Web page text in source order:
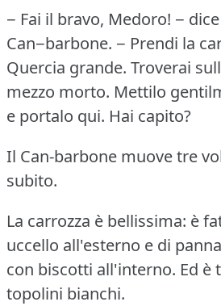
− Fai il bravo, Medoro! −
Can−barbone. − Prendi la
Quercia grande. Troverai
mezzo morto. Mettilo
e portalo qui. Hai capito?
Il Can-barbone muove tre
subito.
La carrozza è bellissima: è
uccello all'esterno e di
con biscotti all'interno. Ed è
topolini bianchi.